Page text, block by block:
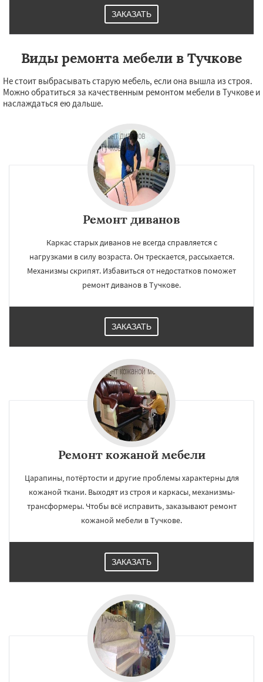
ЗАКАЗАТЬ
Виды ремонта мебели в Тучкове
Не стоит выбрасывать старую мебель, если она вышла из строя.
Можно обратиться за качественным ремонтом мебели в Тучкове и
наслаждаться ею дальше.
Ремонт диванов
Каркас старых диванов не всегда справляется с
нагрузками в силу возраста. Он трескается, рассыхается.
Механизмы скрипят. Избавиться от недостатков поможет
ремонт диванов в Тучкове.
ЗАКАЗАТЬ
Ремонт кожаной мебели
Царапины, потёртости и другие проблемы характерны для
кожаной ткани. Выходят из строя и каркасы, механизмы-
трансформеры. Чтобы всё исправить, заказывают ремонт
кожаной мебели в Тучкове.
ЗАКАЗАТЬ